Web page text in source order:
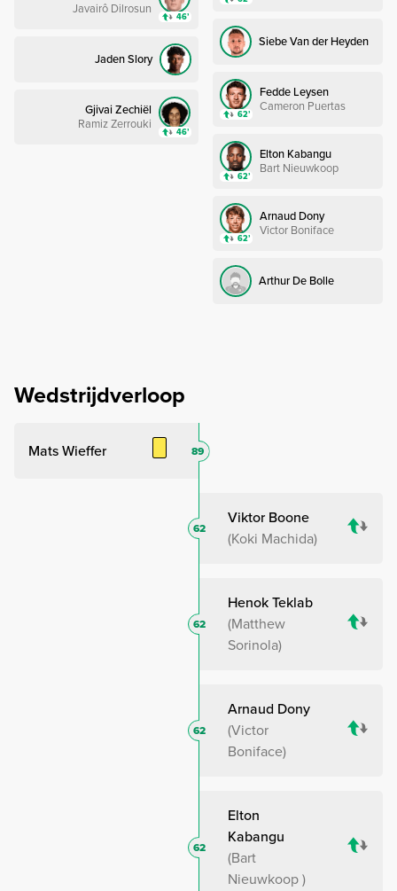
Javairô Dilrosun
46’
Jaden Slory
Gjivai Zechiël
Ramiz Zerrouki
46’
Siebe Van der Heyden
Fedde Leysen
Cameron Puertas
62’
Elton Kabangu
Bart Nieuwkoop
62’
Arnaud Dony
Victor Boniface
62’
Arthur De Bolle
Wedstrijdverloop
Mats Wieffer 89
Viktor Boone
Koki Machida
62
Henok Teklab
Matthew
Sorinola
62
Arnaud Dony
Victor
Boniface
62
Elton
Kabangu
Bart
Nieuwkoop
62